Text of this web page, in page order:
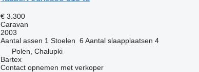
€ 3.300
Caravan
2003
Aantal assen 1 Stoelen 6 Aantal slaapplaatsen 4
Polen, Chałupki
Bartex
Contact opnemen met verkoper